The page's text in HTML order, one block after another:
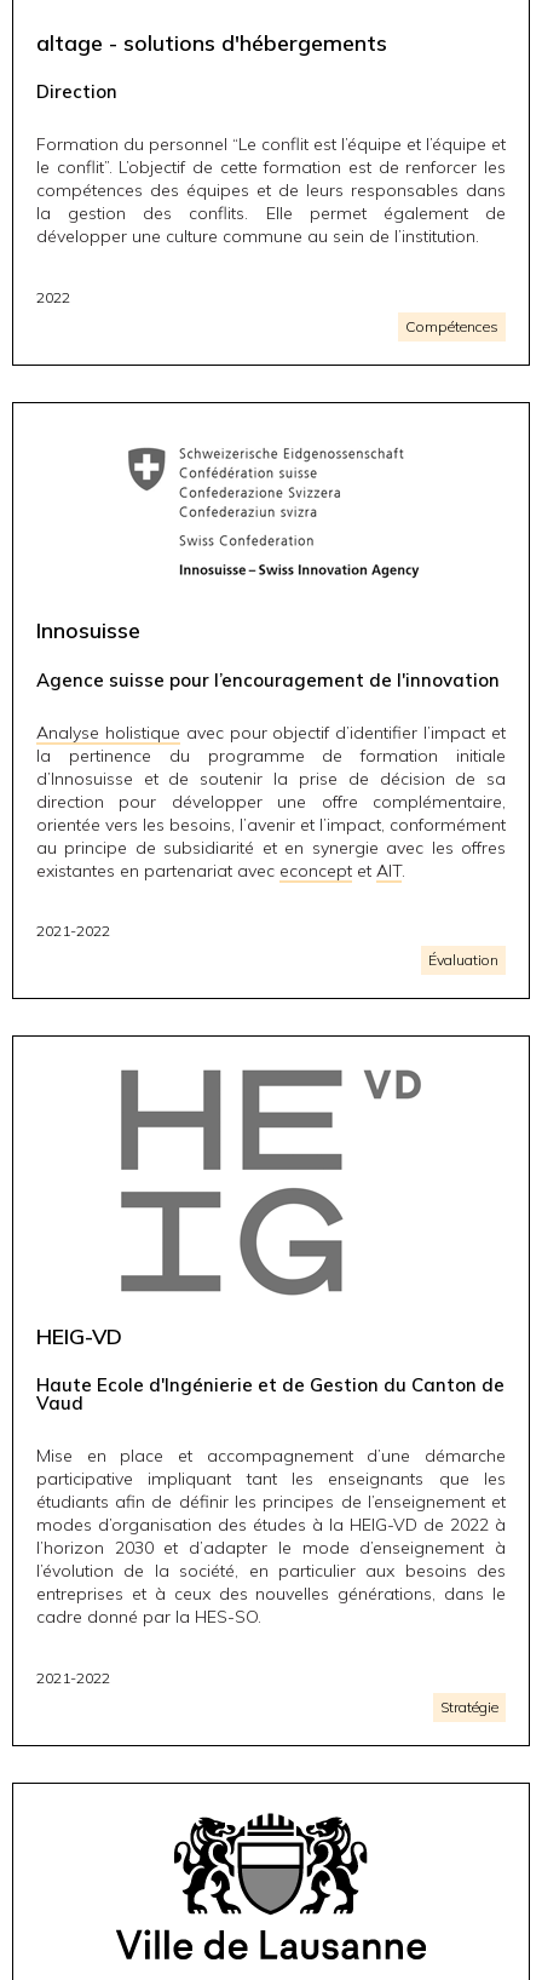
altage - solutions d'hébergements
Direction
Formation du personnel “Le conflit est l’équipe et l’équipe et
le conflit”. L’objectif de cette formation est de renforcer les
compétences des équipes et de leurs responsables dans
la gestion des conflits. Elle permet également de
développer une culture commune au sein de l’institution.
2022
Compétences
Innosuisse
Agence suisse pour l’encouragement de l'innovation
Analyse holistique avec pour objectif d’identifier l’impact et
la pertinence du programme de formation initiale
d’Innosuisse et de soutenir la prise de décision de sa
direction pour développer une offre complémentaire,
orientée vers les besoins, l’avenir et l’impact, conformément
au principe de subsidiarité et en synergie avec les offres
existantes en partenariat avec econceptet AIT.
2021-2022
Évaluation
HEIG-VD
Haute Ecole d'Ingénierie et de Gestion du Canton de
Vaud
Mise en place et accompagnement d’une démarche
participative impliquant tant les enseignants que les
étudiants afin de définir les principes de l’enseignement et
modes d’organisation des études à la HEIG-VD de 2022 à
l’horizon 2030 et d’adapter le mode d’enseignement à
l’évolution de la société, en particulier aux besoins des
entreprises et à ceux des nouvelles générations, dans le
cadre donné par la HES-SO.
2021-2022
Stratégie